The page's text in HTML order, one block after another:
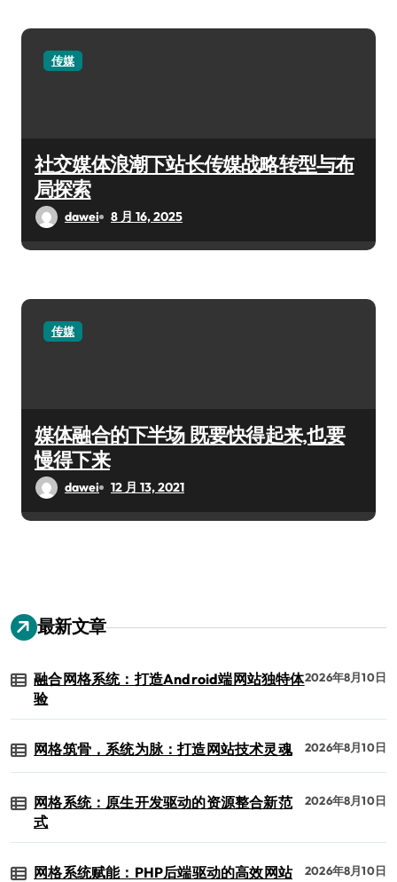
传媒
社交媒体浪潮下站长传媒战略转型与布
局探索
dawei 8 月 16, 2025
传媒
媒体融合的下半场 既要快得起来,也要
慢得下来
dawei 12 月 13, 2021
最新文章
融合网格系统：打造Android端网站独特体
验
2026年8月10日
网格筑骨，系统为脉：打造网站技术灵魂 2026年8月10日
网格系统：原生开发驱动的资源整合新范
式
2026年8月10日
网格系统赋能：PHP后端驱动的高效网站
2026年8月10日